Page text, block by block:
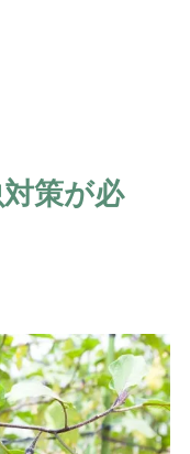
策が必